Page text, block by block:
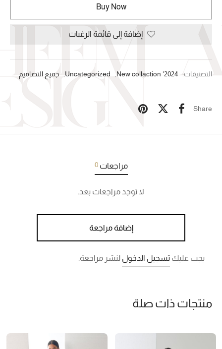
Buy Now
إضافة إلى قائمة الرغبات
التصنيفات: New collaction '2024
Uncategorized جميع التصاميم
Share
مراجعات0
لا توجد مراجعات بعد.
إضافة مراجعة
يجب عليك تسجيل الدخول لنشر مراجعة.
منتجات ذات صلة